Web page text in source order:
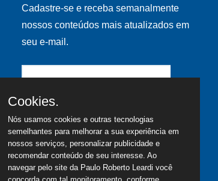
Cadastre-se e receba semanalmente
nossos conteúdos mais atualizados em
seu e-mail.
Cookies.
Nós usamos cookies e outras tecnologias
semelhantes para melhorar a sua experiência em
nossos serviços, personalizar publicidade e
recomendar conteúdo de seu interesse. Ao
navegar pelo site da Paulo Roberto Leardi você